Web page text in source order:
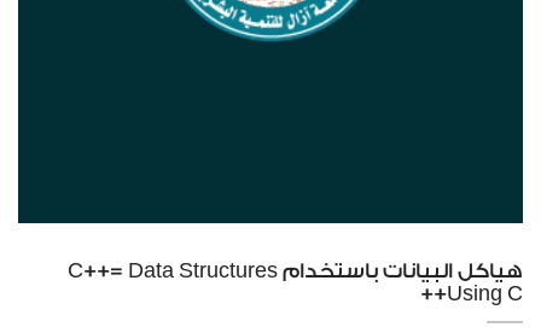
هياكل البيانات باستخدام C++= Data Structures
Using C++